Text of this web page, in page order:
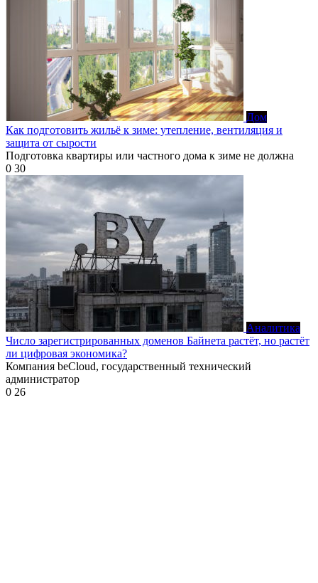
Дом
Как подготовить жильё к зиме: утепление, вентиляция и
защита от сырости
Подготовка квартиры или частного дома к зиме не должна
0 30
Аналитика
Число зарегистрированных доменов Байнета растёт, но растёт
ли цифровая экономика?
Компания beCloud, государственный технический
администратор
0 26